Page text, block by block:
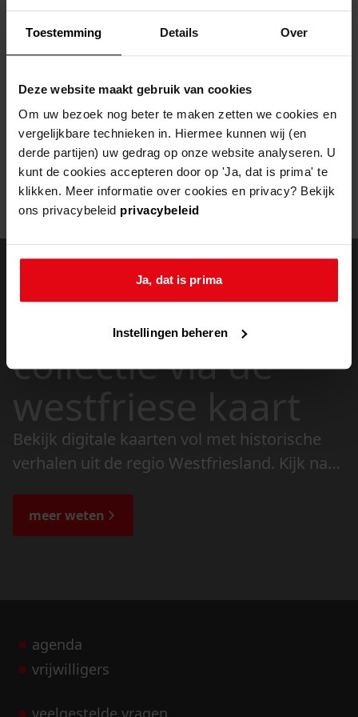
Toestemming Details Over
Deze website maakt gebruik van cookies
Om uw bezoek nog beter te maken zetten we cookies en
vergelijkbare technieken in. Hiermee kunnen wij (en
derde partijen) uw gedrag op onze website analyseren. U
kunt de cookies accepteren door op 'Ja, dat is prima' te
klikken. Meer informatie over cookies en privacy? Bekijk
ons privacybeleid privacybeleid
Ja, dat is prima
Instellingen beheren
Helaas, er is een fout opgetreden
Mogelijk kunt u deze pagina niet bezoeken door:
een verouderde bladwijzer/favoriet
een zoekmachine heeft eenverouderde lijst van de website
eenfout getyptadres
doorzoek de
collectie via de
westfriese kaart
Bekijk digitale kaarten vol met historische
verhalen uit de regio Westfriesland. Kijk naar
de bijzondere verhalen.
meer weten
agenda
vrijwilligers